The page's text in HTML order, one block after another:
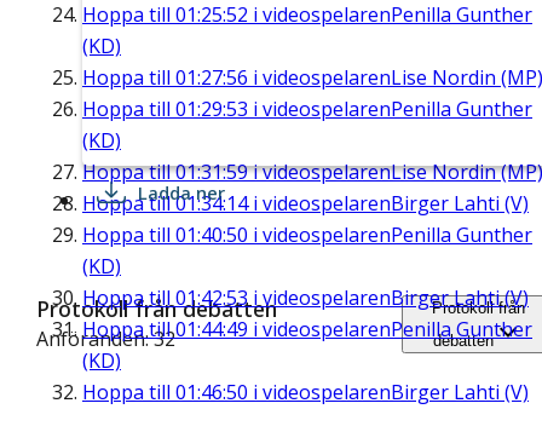
Hoppa till 01:25:52 i videospelarenPenilla Gunther
(KD)
Hoppa till 01:27:56 i videospelarenLise Nordin (MP)
Hoppa till 01:29:53 i videospelarenPenilla Gunther
(KD)
Hoppa till01:31:59i videospelarenLise Nordin (MP)
Hoppa till01:34:14i videospelarenBirger Lahti (V)
Hoppa till 01:40:50 i videospelarenPenilla Gunther
(KD)
Hoppa till 01:42:53 i videospelarenBirger Lahti (V)
Hoppa till01:44:49 i videospelarenPenilla Gunther
(KD)
Hoppa till 01:46:50 i videospelarenBirger Lahti (V)
Ladda ner
Protokoll från debatten
Anföranden: 32
Protokoll från
debatten